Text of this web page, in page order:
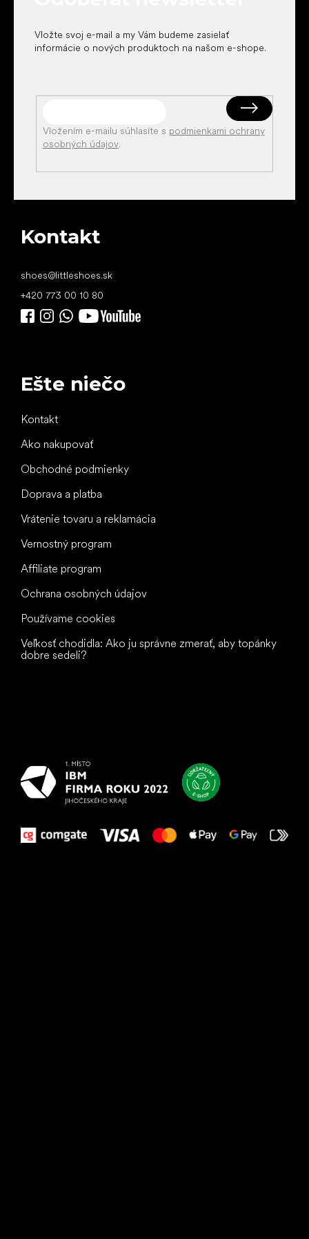
Vložte svoj e-mail a my Vám budeme zasielať
informácie o nových produktoch na našom e-shope.
Vložením e-mailu súhlasíte s podmienkami ochrany
osobných údajov.
Kontakt
shoes@littleshoes.sk
+420 773 00 10 80
Ešte niečo
Kontakt
Ako nakupovať
Obchodné podmienky
Doprava a platba
Vrátenie tovaru a reklamácia
Vernostný program
Affiliate program
Ochrana osobných údajov
Používame cookies
Veľkosť chodidla: Ako ju správne zmerať, aby topánky
dobre sedeli?